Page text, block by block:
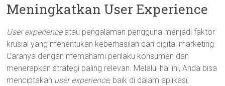
Meningkatkan User Experience
User experienceatau pengalaman pengguna menjadi faktor
krusial yang menentukan keberhasilan dari digital marketing.
Caranya dengan memahami perilaku konsumen dan
menerapkan strategi paling relevan. Melalui hal ini, Anda bisa
menciptakan user experience, baik di dalam aplikasi,